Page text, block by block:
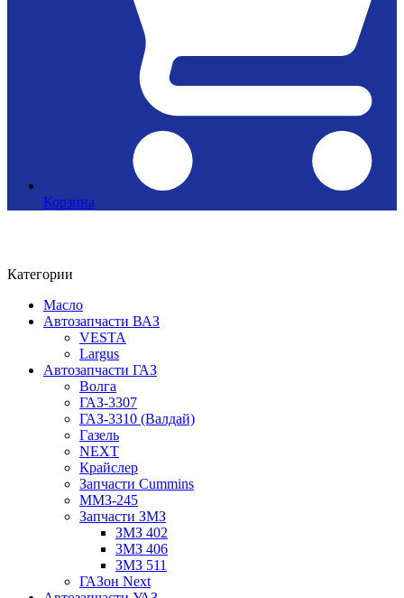
Корзина
Категории
Масло
Автозапчасти ВАЗ
VESTA
Largus
Автозапчасти ГАЗ
Волга
ГАЗ-3307
ГАЗ-3310 (Валдай)
Газель
NEXT
Крайслер
Запчасти Cummins
ММЗ-245
Запчасти ЗМЗ
ЗМЗ 402
ЗМЗ 406
ЗМЗ 511
ГАЗон Next